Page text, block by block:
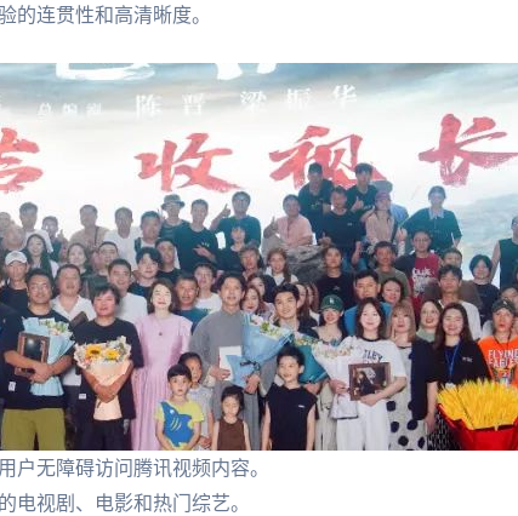
的连贯性和高清晰度。
户无障碍访问腾讯视频内容。
电视剧、电影和热门综艺。